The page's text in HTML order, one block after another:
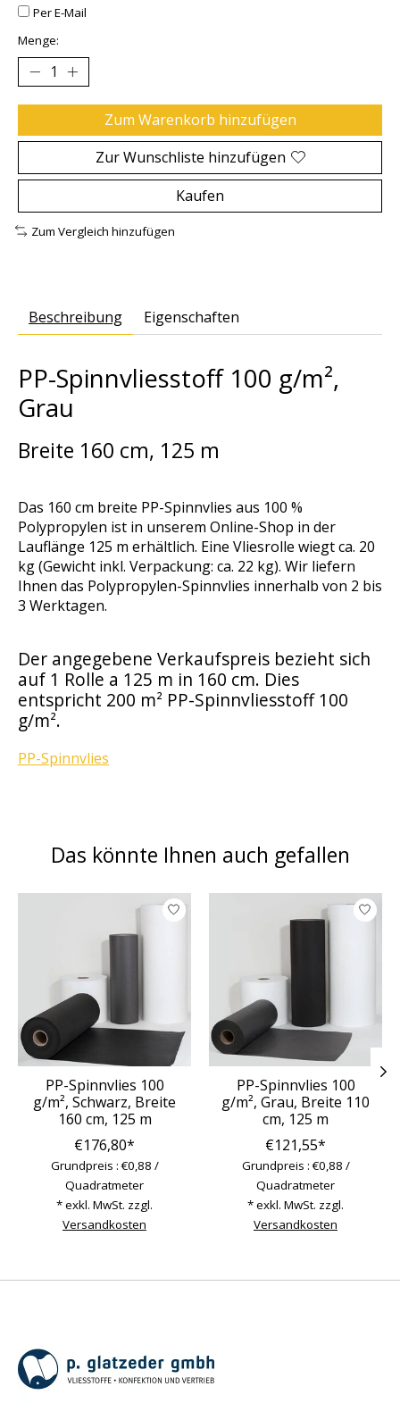
Per E-Mail
Menge:
Zum Warenkorb hinzufügen
Zur Wunschliste hinzufügen
Kaufen
Zum Vergleich hinzufügen
Beschreibung Eigenschaften
PP-Spinnvliesstoff 100 g/m²,
Grau
Breite 160 cm, 125 m
Das 160 cm breite PP-Spinnvlies aus 100 %
Polypropylen ist in unserem Online-Shop in der
Lauflänge 125 m erhältlich. Eine Vliesrolle wiegt ca. 20
kg (Gewicht inkl. Verpackung: ca. 22 kg). Wir liefern
Ihnen das Polypropylen-Spinnvlies innerhalb von 2 bis
3 Werktagen.
Der angegebene Verkaufspreis bezieht sich
auf 1 Rolle a 125 m in 160 cm. Dies
entspricht 200 m² PP-Spinnvliesstoff 100
g/m².
PP-Spinnvlies
Das könnte Ihnen auch gefallen
Produkt-Karussell-Artikel
PP-Spinnvlies 100
g/m², Schwarz, Breite
160 cm, 125 m
€176,80*
Grundpreis : €0,88 /
Quadratmeter
* exkl. MwSt. zzgl.
Versandkosten
PP-Spinnvlies 100
g/m², Grau, Breite 110
cm, 125 m
€121,55*
Grundpreis : €0,88 /
Quadratmeter
* exkl. MwSt. zzgl.
Versandkosten